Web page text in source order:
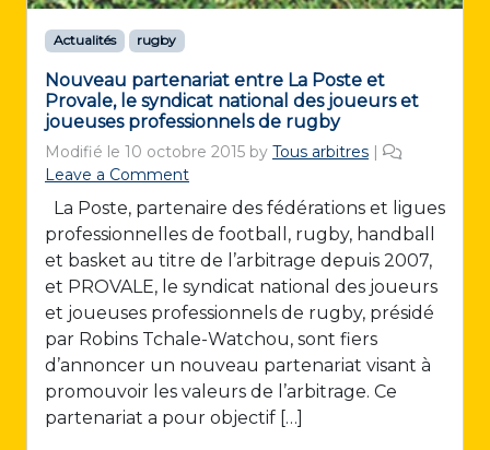
Actualités rugby
Nouveau partenariat entre La Poste et
Provale, le syndicat national des joueurs et
joueuses professionnels de rugby
Modifié le 10 octobre 2015 by Tous arbitres
Leave a Comment
La Poste, partenaire des fédérations et ligues
professionnelles de football, rugby, handball
et basket au titre de l’arbitrage depuis 2007,
et PROVALE, le syndicat national des joueurs
et joueuses professionnels de rugby, présidé
par Robins Tchale-Watchou, sont fiers
d’annoncer un nouveau partenariat visant à
promouvoir les valeurs de l’arbitrage. Ce
partenariat a pour objectif […]